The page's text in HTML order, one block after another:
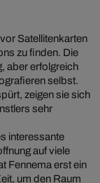
Satellitenkarten
zu finden. Die
aber erfolgreich
selbst.
zeigen sie sich
sehr
interessante
auf viele
Fennema erst ein
um den Raum